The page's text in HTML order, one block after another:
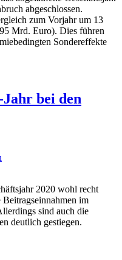
abgeschlossen.
zum Vorjahr um 13
Mrd. Euro). Dies führen
Sondereffekte
bei den
2020 wohl recht
im
sind auch die
deutlich gestiegen.